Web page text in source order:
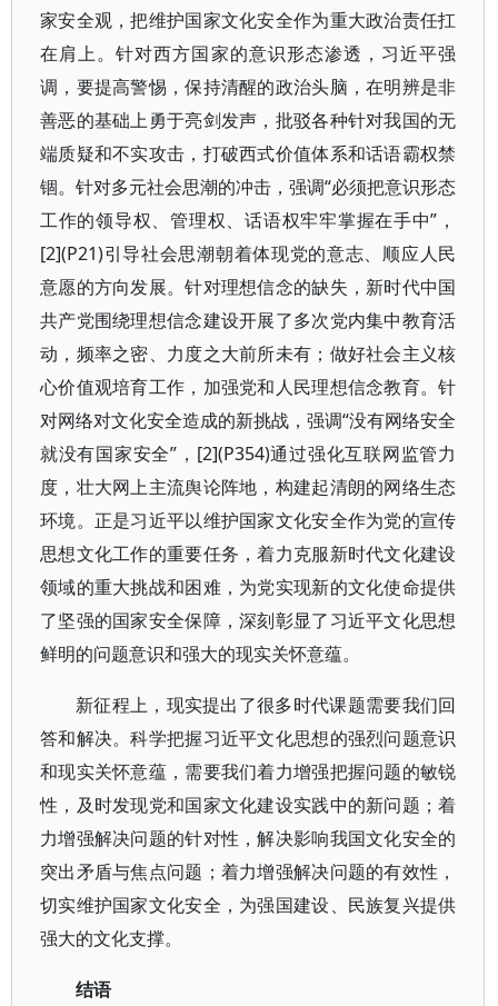
家安全观，把维护国家文化安全作为重大政治责任扛
在肩上。针对西方国家的意识形态渗透，习近平强
调，要提高警惕，保持清醒的政治头脑，在明辨是非
善恶的基础上勇于亮剑发声，批驳各种针对我国的无
端质疑和不实攻击，打破西式价值体系和话语霸权禁
锢。针对多元社会思潮的冲击，强调“必须把意识形态
工作的领导权、管理权、话语权牢牢掌握在手中”，
[2](P21)引导社会思潮朝着体现党的意志、顺应人民
意愿的方向发展。针对理想信念的缺失，新时代中国
共产党围绕理想信念建设开展了多次党内集中教育活
动，频率之密、力度之大前所未有；做好社会主义核
心价值观培育工作，加强党和人民理想信念教育。针
对网络对文化安全造成的新挑战，强调“没有网络安全
就没有国家安全”，[2](P354)通过强化互联网监管力
度，壮大网上主流舆论阵地，构建起清朗的网络生态
环境。正是习近平以维护国家文化安全作为党的宣传
思想文化工作的重要任务，着力克服新时代文化建设
领域的重大挑战和困难，为党实现新的文化使命提供
了坚强的国家安全保障，深刻彰显了习近平文化思想
鲜明的问题意识和强大的现实关怀意蕴。
新征程上，现实提出了很多时代课题需要我们回
答和解决。科学把握习近平文化思想的强烈问题意识
和现实关怀意蕴，需要我们着力增强把握问题的敏锐
性，及时发现党和国家文化建设实践中的新问题；着
力增强解决问题的针对性，解决影响我国文化安全的
突出矛盾与焦点问题；着力增强解决问题的有效性，
切实维护国家文化安全，为强国建设、民族复兴提供
强大的文化支撑。
结语